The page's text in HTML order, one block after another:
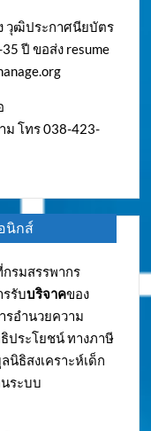
วุฒิประกาศนียบัตร
ปี ขอส่ง resume
ม โทร 038-423-
นิกส์
กรมสรรพากร
รรับบริจาคของ
รอำนวยความ
ประโยชน์ ทางภาษี
ธิสงเคราะห์เด็ก
ระบบ